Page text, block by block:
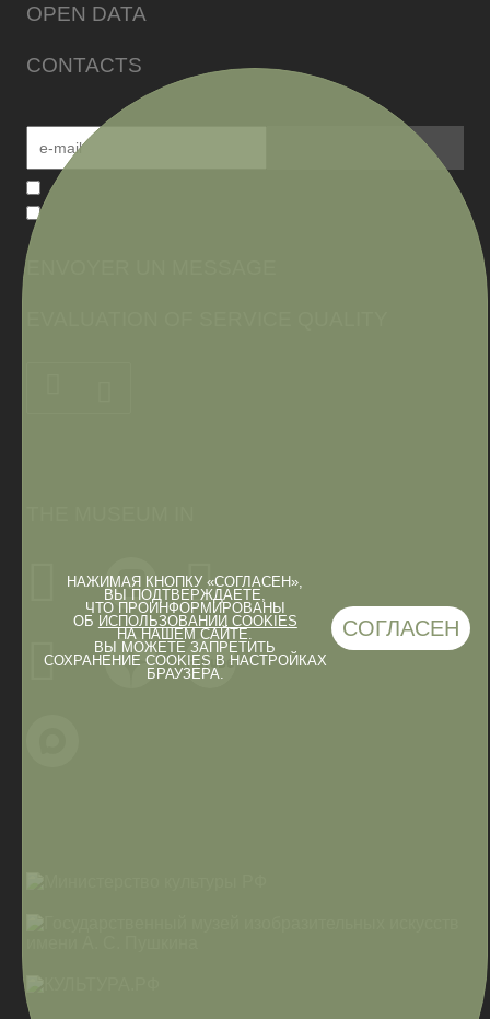
НАЖИМАЯ КНОПКУ «СОГЛАСЕН»,
ВЫ ПОДТВЕРЖДАЕТЕ,
ЧТО ПРОИНФОРМИРОВАНЫ
ОБ ИСПОЛЬЗОВАНИИ COOKIES
НА НАШЕМ САЙТЕ.
ВЫ МОЖЕТЕ ЗАПРЕТИТЬ
СОХРАНЕНИЕ COOKIES В НАСТРОЙКАХ
БРАУЗЕРА.
СОГЛАСЕН
OPEN DATA
CONTACTS